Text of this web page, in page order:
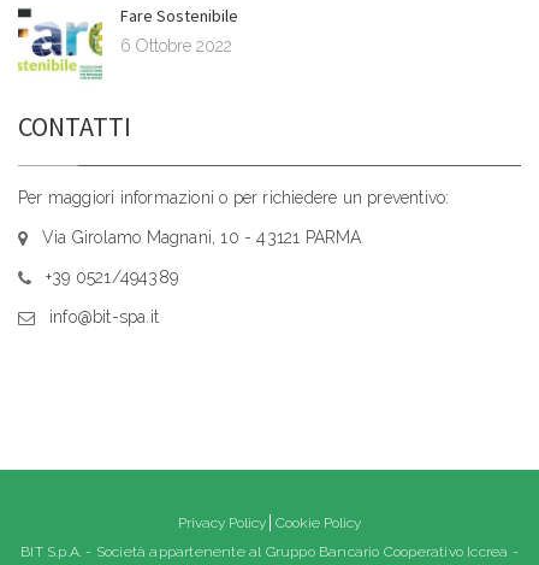
Fare Sostenibile
6 Ottobre 2022
CONTATTI
Per maggiori informazioni o per richiedere un preventivo:
Via Girolamo Magnani, 10 - 43121 PARMA
+39 0521/494389
info@bit-spa.it
Privacy Policy Cookie Policy
BIT S.p.A. - Società appartenente al Gruppo Bancario Cooperativo Iccrea -